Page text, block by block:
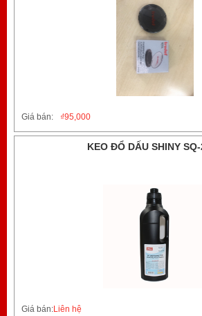
Giá bán: 95,000
₫
KEO ĐỔ DẤU SHINY
Giá bán:Liên hệ